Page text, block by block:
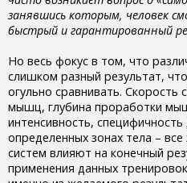
занявшись которым, человек
быстрый и гарантированный
Но весь фокус в том, что
слишком разный результат,
огульно сравнивать. Скорость
мышц, глубина проработки
интенсивность,
определенных зонах тела –
систем влияют на конечный
применения данных